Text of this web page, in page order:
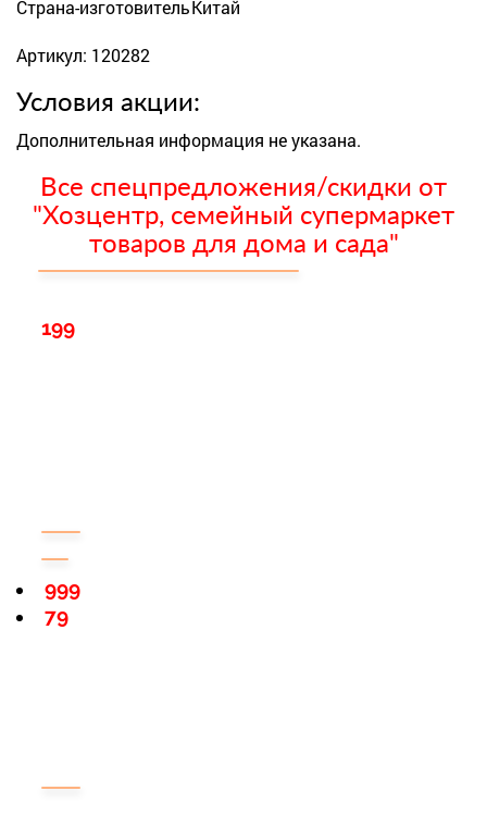
Страна-изготовительКитай
Артикул: 120282
Условия акции:
Дополнительная информация не указана.
Все спецпредложения/скидки от
"Хозцентр, семейный супермаркет
товаров для дома и сада"
199
79
999